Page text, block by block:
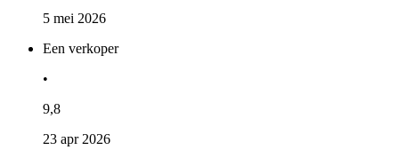
5 mei 2026
Een verkoper
•
9,8
23 apr 2026